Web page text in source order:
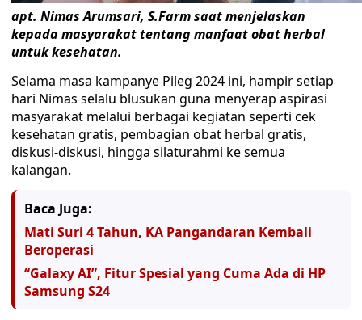
apt. Nimas Arumsari, S.Farm saat menjelaskan
kepada masyarakat tentang manfaat obat herbal
untuk kesehatan.
Selama masa kampanye Pileg 2024 ini, hampir setiap
hari Nimas selalu blusukan guna menyerap aspirasi
masyarakat melalui berbagai kegiatan seperti cek
kesehatan gratis, pembagian obat herbal gratis,
diskusi-diskusi, hingga silaturahmi ke semua
kalangan.
Baca Juga:
Mati Suri 4 Tahun, KA Pangandaran Kembali
Beroperasi
“Galaxy AI”, Fitur Spesial yang Cuma Ada di HP
Samsung S24